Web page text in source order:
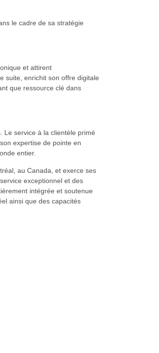
le cadre de sa stratégie
et attirent
suite, enrichit son offre digitale
que ressource clé dans
Le service à la clientèle primé
expertise de pointe en
entier.
au Canada, et exerce ses
exceptionnel et des
intégrée et soutenue
ainsi que des capacités